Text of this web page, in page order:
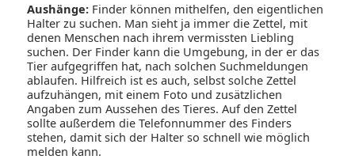
Aushänge: Finder können mithelfen, den eigentlichen
Halter zu suchen. Man sieht ja immer die Zettel, mit
denen Menschen nach ihrem vermissten Liebling
suchen. Der Finder kann die Umgebung, in der er das
Tier aufgegriffen hat, nach solchen Suchmeldungen
ablaufen. Hilfreich ist es auch, selbst solche Zettel
aufzuhängen, mit einem Foto und zusätzlichen
Angaben zum Aussehen des Tieres. Auf den Zettel
sollte außerdem die Telefonnummer des Finders
stehen, damit sich der Halter so schnell wie möglich
melden kann.